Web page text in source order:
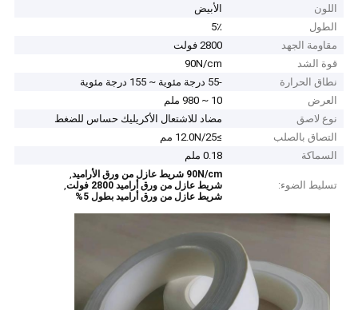
اللون
الأبيض
الطول
5٪
مقاومة الجهد
2800 فولت
قوة الشد
90N/cm
نطاق الحرارة
-55 درجة مئوية ~ 155 درجة مئوية
العرض
10 ~ 980 ملم
نوع لاصق
مضاد للاشتعال الأكريليك حساس للضغط
التصاق بالصلب
≥12.0N/25 مم
السماكة
0.18 ملم
تسليط الضوء:
90N/cm شريط عازل من ورق الأراميد ,
شريط عازل من ورق أراميد 2800 فولت ,
شريط عازل من ورق أراميد بطول 5%